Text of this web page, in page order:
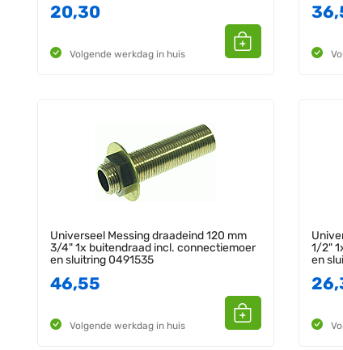
20,30
Volgende werkdag in huis
Universeel Messing draadeind 120 mm
3/4" 1x buitendraad incl. connectiemoer
en sluitring 0491535
46,55
Volgende werkdag in huis
1/2"
en